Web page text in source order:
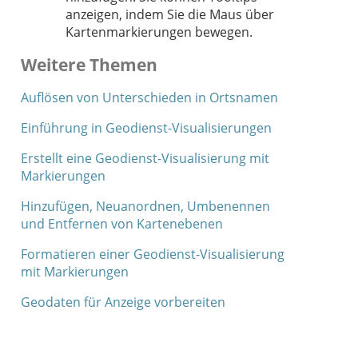
anzeigen, indem Sie die Maus über
Kartenmarkierungen bewegen.
Weitere Themen
Auflösen von Unterschieden in Ortsnamen
Einführung in Geodienst-Visualisierungen
Erstellt eine Geodienst-Visualisierung mit
Markierungen
Hinzufügen, Neuanordnen, Umbenennen
und Entfernen von Kartenebenen
Formatieren einer Geodienst-Visualisierung
mit Markierungen
Geodaten für Anzeige vorbereiten